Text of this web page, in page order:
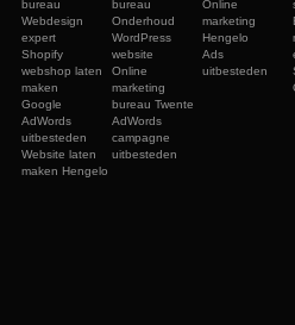
bureau
Webdesign
expert
Shopify
webshop laten
maken
Google
AdWords
uitbesteden
Website laten
maken Hengelo
bureau
Onderhoud
WordPress
website
Online
marketing
bureau Twente
AdWords
campagne
uitbesteden
Online
marketing
Hengelo
Ads
uitbesteden